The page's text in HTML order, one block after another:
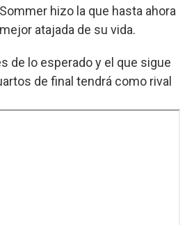
hizo la que hasta ahora
atajada de su vida.
de lo esperado y el que sigue
de final tendrá como rival